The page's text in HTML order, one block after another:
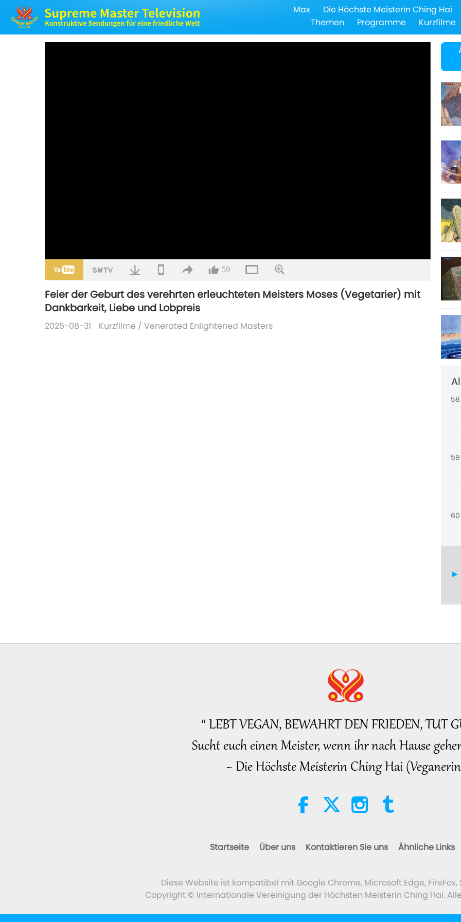
Max Die Höchste Meisterin Ching Hai
Themen
Programme Kurzfilme
59
Feier der Geburt des verehrten erleuchteten Meisters Moses (Vegetarier) mit
Dankbarkeit, Liebe und Lobpreis
2025-08-31 Kurzfilme /Venerated Enlightened Masters
52
53
54
55
56
57
58
59
60
“ LEBT VEGAN, BEWAHRT DEN FRIEDEN, TUT
Sucht euch einen Meister, wenn ihr nach Hause
~ Die Höchste Meisterin Ching Hai
Startseite Über uns Kontaktieren Sie uns Ähnliche Links
Diese Website ist kompatibel mit Google Chrome, Microsoft Edge,
Copyright © Internationale Vereinigung der Höchsten Meisterin Ching Hai.